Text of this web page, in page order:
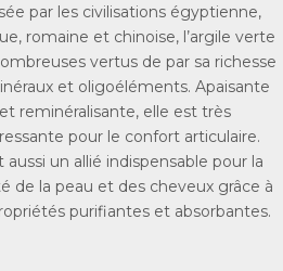
salicylique : favorise sa pénétration
le gonflement lié à
rapidement pour une application
et sans substances animales
par les civilisations égyptienne,
romaine et chinoise, l’argile verte
vertus de par sa richesse
et oligoéléments. Apaisante
et reminéralisante, elle est très
pour le confort articulaire.
aussi un allié indispensable pour la
de la peau et des cheveux grâce à
purifiantes et absorbantes.